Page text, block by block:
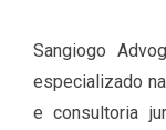
Sangiogo
especializado
e consultoria